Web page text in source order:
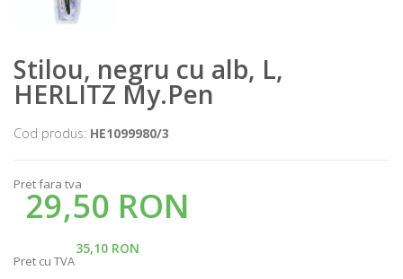
Stilou, negru cu alb, L,
HERLITZ My.Pen
Cod produs: HE1099980/3
Pret fara tva
29,50 RON
35,10 RON
Pret cu TVA